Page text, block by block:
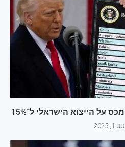
הייצוא הישראלי ל־15%
2025